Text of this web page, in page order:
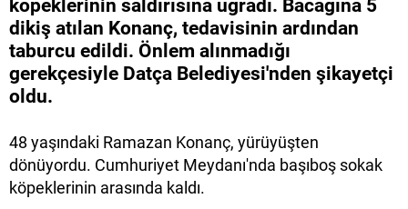
köpeklerinin saldırısına uğradı. Bacağına 5
dikiş atılan Konanç, tedavisinin ardından
taburcu edildi. Önlem alınmadığı
gerekçesiyle Datça Belediyesi'nden şikayetçi
oldu.
48 yaşındaki Ramazan Konanç, yürüyüşten
dönüyordu. Cumhuriyet Meydanı'nda başıboş sokak
köpeklerinin arasında kaldı.